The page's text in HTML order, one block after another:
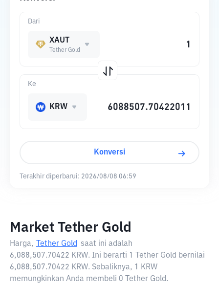
Dari
XAUT
Tether Gold
Ke
KRW
Konversi
Terakhir diperbarui: 2026/08/08 06:59
Market Tether Gold
Harga, Tether Gold
saat ini adalah
6,088,507.70422 KRW. Ini berarti 1 Tether Gold bernilai
6,088,507.70422 KRW. Sebaliknya, 1 KRW
memungkinkan Anda membeli 0 Tether Gold.